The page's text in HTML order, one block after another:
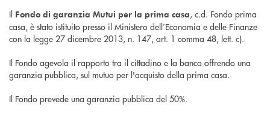
Il Fondo di garanzia Mutui per la prima casa, c.d. Fondo prima
casa, è stato istituito presso il Ministero dell’Economia e delle Finanze
con la legge 27 dicembre 2013, n. 147, art. 1 comma 48, lett. c).
Il Fondo agevola il rapporto tra il cittadino e la banca offrendo una
garanzia pubblica, sul mutuo per l'acquisto della prima casa.
Il Fondo prevede una garanzia pubblica del 50%.